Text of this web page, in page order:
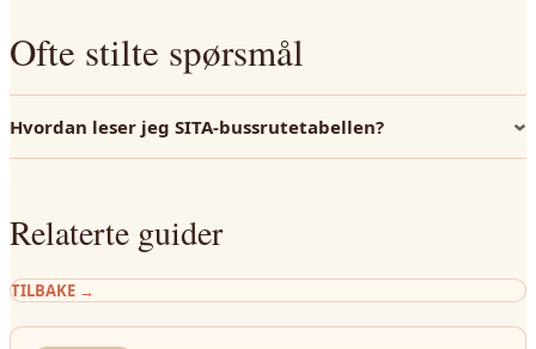
Ofte stilte spørsmål
Hvordan leser jeg SITA-bussrutetabellen?
Relaterte guider
TILBAKE →